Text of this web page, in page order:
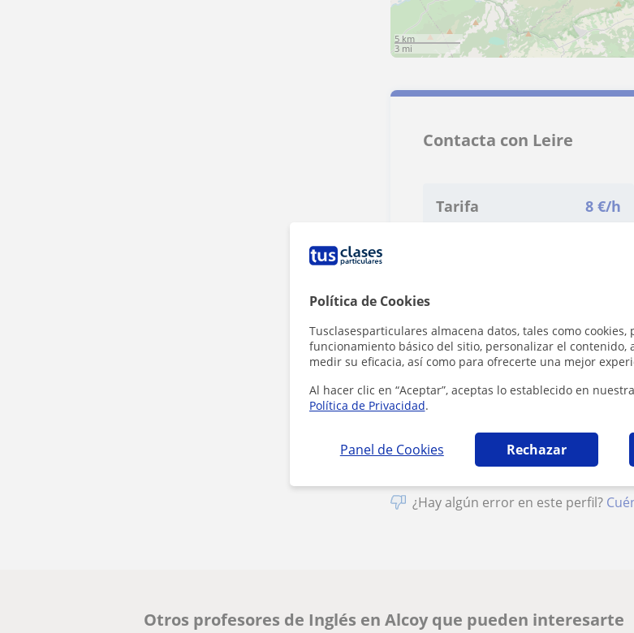
Política de Cookies
Tusclasesparticulares almacena datos, tales como cookies,
funcionamiento básico del sitio, personalizar el contenido,
medir su eficacia, así como para ofrecerte una mejor
Al hacer clic en “Aceptar”, aceptas lo establecido en nuestra
Política de Privacidad.
Panel de Cookies Rechazar
5 km
3 mi
Contacta con Leire
Tarifa 8 €/h
¿Hay algún error en este perfil?
Otros profesores de Inglés en Alcoy que pueden interesarte